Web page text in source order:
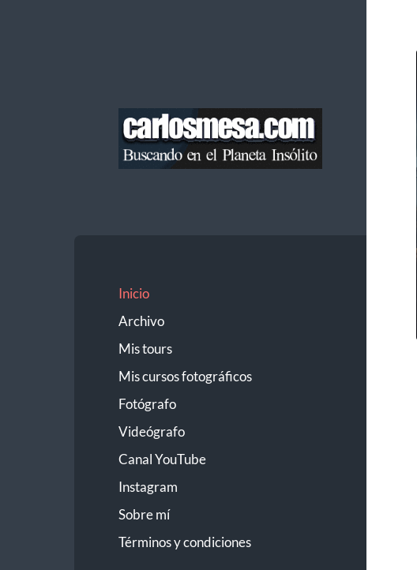
Inicio
Archivo
Mis tours
Mis cursos fotográficos
Fotógrafo
Videógrafo
Canal YouTube
Instagram
Sobre mí
Términos y condiciones